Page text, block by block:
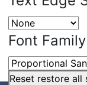
Font Family
Reset restore all